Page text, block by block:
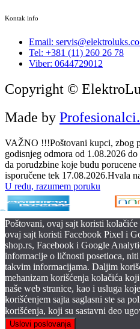
Kontak info
Email:
Tel: +381 (11) 260 26 78
Viber: 0644729012
Copyright ©
Made by
VAŽNO !!!Poštovani kupci, zbog
godisnjeg odmora od 1.08.2026
da porudzbine koje budu
isporučene tek 17.08.2026.Hvala
U redu, razumem poruku
Poštovani, ovaj sajt koristi
ovaj sajt koristi Facebook Pixel i
shop.rs, Facebook i Google
informacije o ličnosti posetioca,
takvim informacijama. Daljim
mehanizam korišćenja kolačića
naše web stranice, kao i usluga
korišćenjem sajta saglasni ste sa
korišćenja, koji su sastavni deo
Uslovi poslovanja